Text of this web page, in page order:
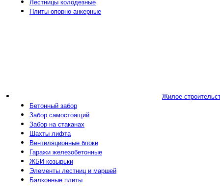
Лестницы колодезные
Плиты опорно-анкерные
Жилое
Бетонный забор
Забор самостоящий
Забор на стаканах
Шахты лифта
Вентиляционные блоки
Гаражи железобетонные
ЖБИ козырьки
Элементы лестниц и маршей
Балконные плиты